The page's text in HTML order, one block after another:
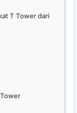
T Tower dari